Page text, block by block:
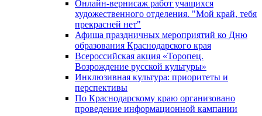
Онлайн-вернисаж работ учащихся
художественного отделения. "Мой край, тебя
прекрасней нет"
Афиша праздничных мероприятий ко Дню
образования Краснодарского края
Всероссийская акция «Торопец.
Возрождение русской культуры»
Инклюзивная культура: приоритеты и
перспективы
По Краснодарскому краю организовано
проведение информационной кампании